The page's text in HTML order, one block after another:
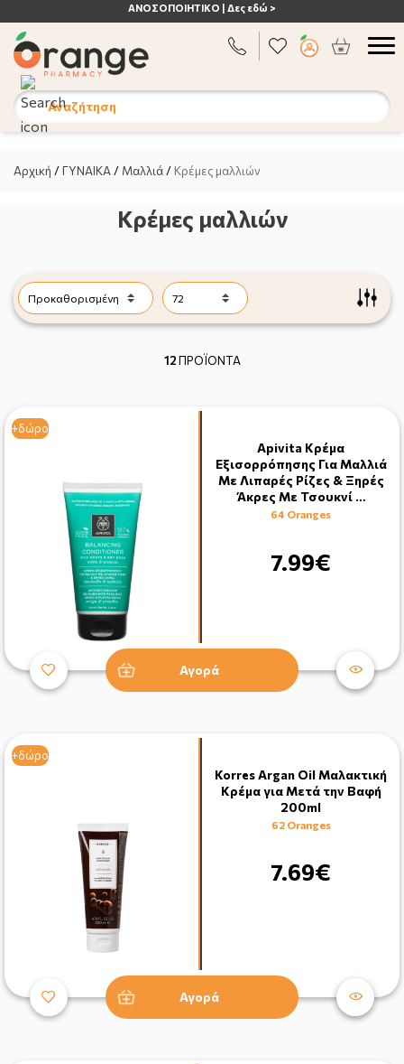
ΑΝΟΣΟΠΟΙΗΤΙΚΟ | Δες εδώ >
Αναζήτηση
Αρχική /ΓΥΝΑΙΚΑ / Μαλλιά / Κρέμες μαλλιών
Κρέμες μαλλιών
12ΠΡΟΪΟΝΤΑ
+δώρο
+δώρο
Apivita Κρέμα
Εξισορρόπησης Για Μαλλιά
Με Λιπαρές Ρίζες & Ξηρές
Άκρες Με Τσουκνί …
64 Oranges
7.99€
Αγορά
+δώρο
Korres Argan Oil Μαλακτική
Κρέμα για Μετά την Βαφή
200ml
62 Oranges
7.69€
Αγορά